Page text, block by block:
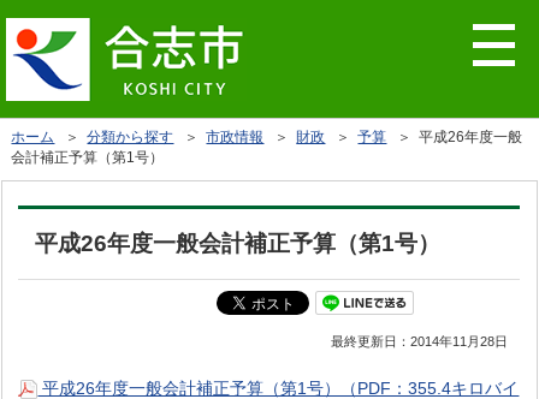
ホーム ＞分類から探す ＞市政情報 ＞財政 ＞予算 ＞ 平成26年度一般
会計補正予算（第1号）
平成26年度一般会計補正予算（第1号）
最終更新日：2014年11月28日
平成26年度一般会計補正予算（第1号）（PDF：355.4キロバイ